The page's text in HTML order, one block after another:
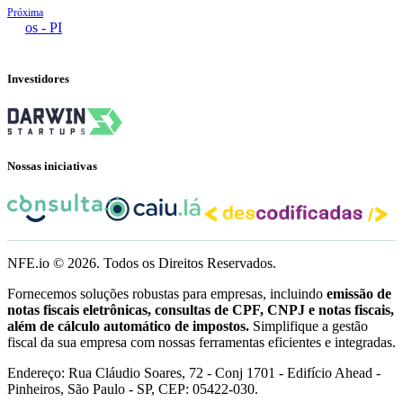
Próxima
Picos - PI
Investidores
Nossas iniciativas
NFE.io © 2026. Todos os Direitos Reservados.
Fornecemos soluções robustas para empresas, incluindo emissão de
notas fiscais eletrônicas, consultas de CPF, CNPJ e notas fiscais,
além de cálculo automático de impostos. Simplifique a gestão
fiscal da sua empresa com nossas ferramentas eficientes e integradas.
Endereço: Rua Cláudio Soares, 72 - Conj 1701 - Edifício Ahead -
Pinheiros, São Paulo - SP, CEP: 05422-030.